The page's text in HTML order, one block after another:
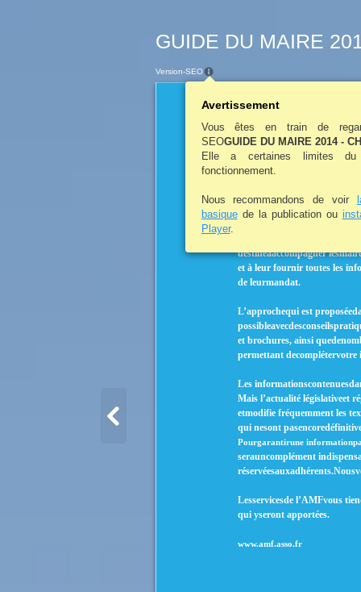
GUIDE DU MAIRE
AVANTPROPOS
destinéàaccompagner
et à leur fournir toutes les
de leurmandat.
L’approchequi est
et brochures, ainsi
permettant
Les
Mais l’actualité législativeet
etmodifie fréquemment les
qui nesont
Pourgarantirune
serauncomplément
Lesservicesde l’AMFvous
qui yseront apportées.
www.amf.asso.fr
Version-SEO
Avertissement
Vous êtes en train de
SEOGUIDE DU MAIRE 2014 -
Elle a certaines limites
fonctionnement.
Nous recommandons de voir
basiquede la publication ou
Player.